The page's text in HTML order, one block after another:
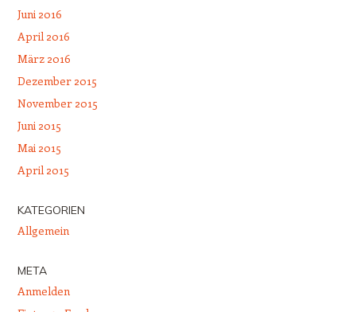
Juni 2016
April 2016
März 2016
Dezember 2015
November 2015
Juni 2015
Mai 2015
April 2015
KATEGORIEN
Allgemein
META
Anmelden